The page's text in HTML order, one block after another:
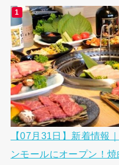
【07月31日】新着情報
ンモールにオープン！